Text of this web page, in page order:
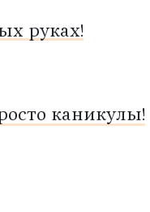
руках!
каникулы!